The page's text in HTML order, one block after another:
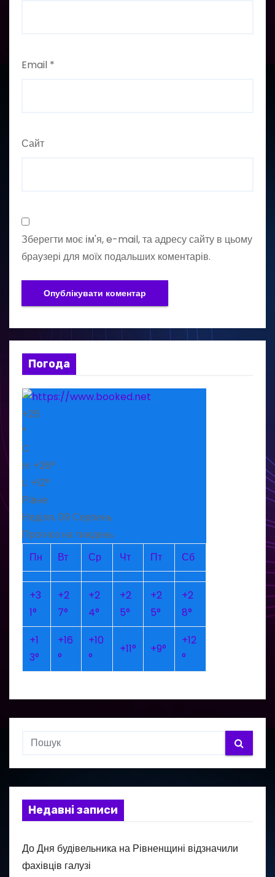
Email *
Сайт
Зберегти моє ім'я, e-mail, та адресу сайту в цьому
браузері для моїх подальших коментарів.
Погода
+25
°
C
H: +26°
L: +12°
Рівне
Неділя, 09 Серпень
Прогноз на тиждень
Пн
Вт Ср Чт Пт Сб
+3
1°
+2
7°
+2
4°
+2
5°
+2
5°
+2
8°
+1
3°
+16
°
+10
°
+11° +9°
+12
°
Недавні записи
До Дня будівельника на Рівненщині відзначили
фахівців галузі